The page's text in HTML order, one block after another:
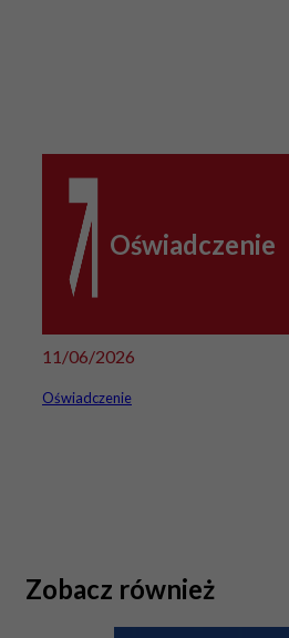
Oświadczenie
11/06/2026
Oświadczenie
Zobacz również